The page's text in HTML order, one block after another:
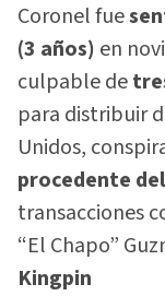
Coronel fue
(3 años) en
culpable de
para distribuir
Unidos,
procedente
transacciones
“El Chapo”
Kingpin